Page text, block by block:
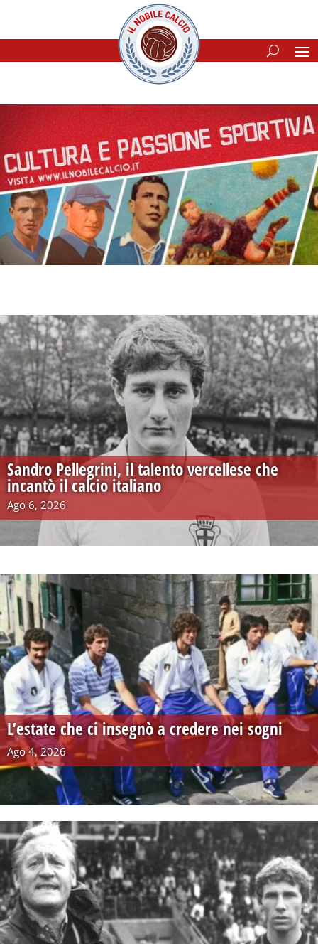
Sandro Pellegrini, il talento vercellese che
incantò il calcio italiano
Ago 6, 2026
L’estate che ci insegnò a credere nei sogni
Ago 4, 2026